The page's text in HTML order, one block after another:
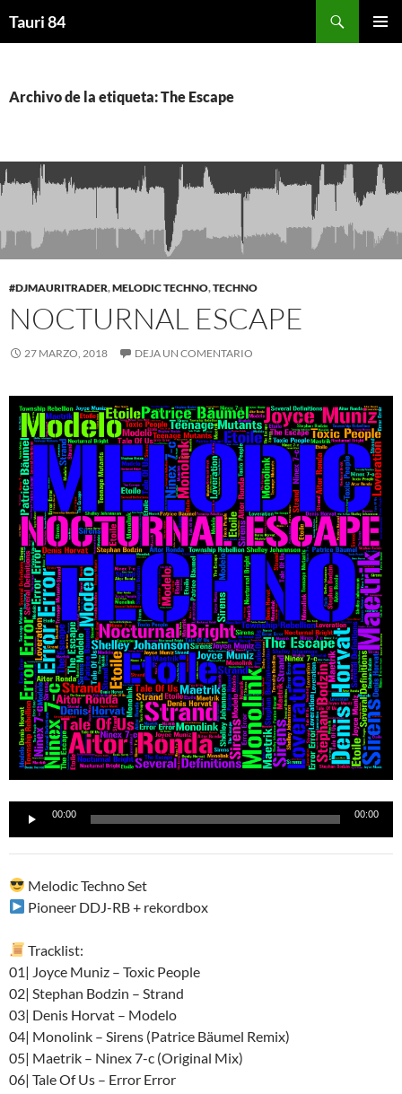
Tauri 84
Archivo de la etiqueta: The Escape
#DJMAURITRADER,MELODIC TECHNO,TECHNO
NOCTURNAL ESCAPE
27 MARZO, 2018 DEJA UN COMENTARIO
Reproductor
audio
00:00 00:00
Melodic Techno Set
Pioneer DDJ-RB + rekordbox
Tracklist:
01| Joyce Muniz – Toxic People
02| Stephan Bodzin – Strand
03| Denis Horvat – Modelo
04| Monolink – Sirens (Patrice Bäumel Remix)
05| Maetrik – Ninex 7-c (Original Mix)
06| Tale Of Us – Error Error